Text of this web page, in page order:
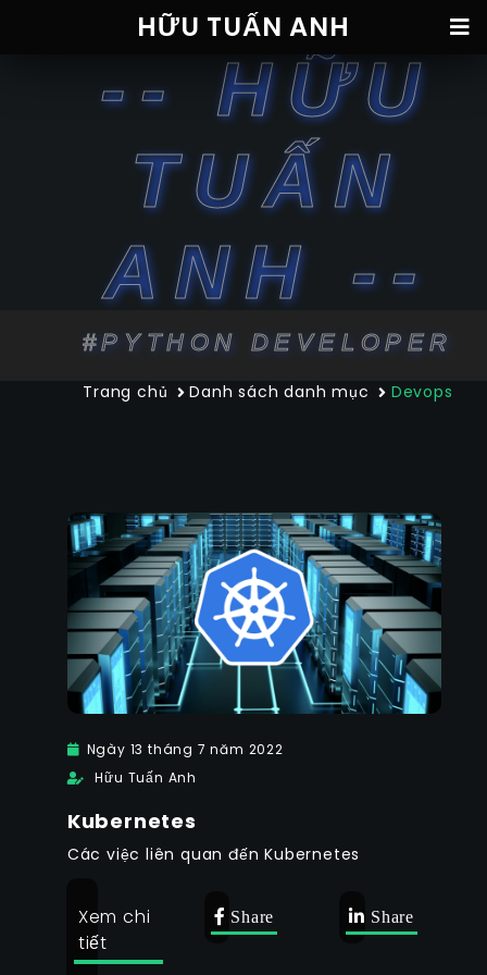
HỮU TUẤN ANH
-- HỮU
TUẤN
ANH --
#PYTHON DEVELOPER
Trang chủ Danh sách danh mục Devops
Ngày 13 tháng 7 năm 2022
Hữu Tuấn Anh
Kubernetes
Các việc liên quan đến Kubernetes
Xem chi
tiết
Share Share